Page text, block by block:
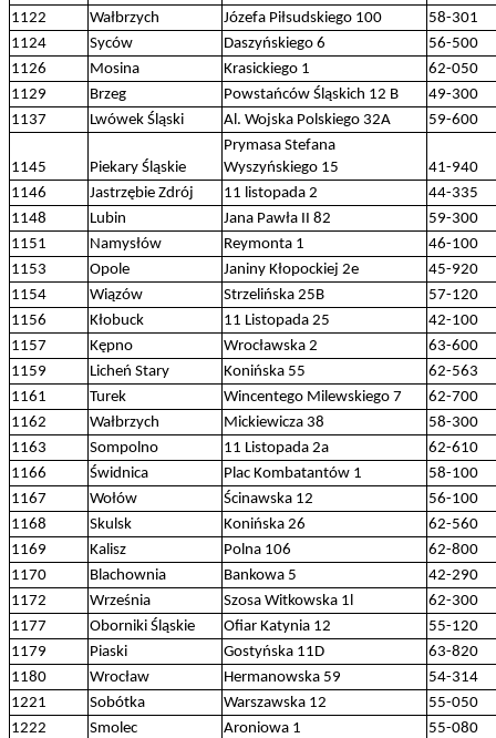
1122
Wałbrzych Józefa Piłsudskiego 100
58-301
1124
Syców Daszyńskiego 6
56-500
1126
Mosina Krasickiego 1
62-050
1129
Brzeg Powstańców Śląskich 12 B
49-300
1137
Lwówek Śląski Al. Wojska Polskiego 32A 59-600
1145 Piekary Śląskie
Prymasa Stefana
Wyszyńskiego 15
41-940
1146
Jastrzębie Zdrój 11 listopada 2
44-335
1148
Lubin Jana Pawła II 82
59-300
1151
Namysłów Reymonta 1
46-100
1153
Opole Janiny Kłopockiej 2e
45-920
1154
Wiązów Strzelińska 25B
57-120
1156
Kłobuck 11 Listopada 25
42-100
1157
Kępno Wrocławska 2
63-600
1159
Licheń Stary Konińska 55
62-563
1161
Turek Wincentego Milewskiego 7
62-700
1162
Wałbrzych Mickiewicza 38
58-300
1163
Sompolno 11 Listopada 2a
62-610
1166
Świdnica Plac Kombatantów 1
58-100
1167
Wołów Ścinawska 12
56-100
1168
Skulsk Konińska 26
62-560
1169
Kalisz Polna 106
62-800
1170
Blachownia Bankowa 5
42-290
1172
Września Szosa Witkowska 1l
62-300
1177
Oborniki Śląskie Ofiar Katynia 12
55-120
1179
Piaski Gostyńska 11D
63-820
1180
Wrocław Hermanowska 59
54-314
1221
Sobótka Warszawska 12
55-050
1222
Smolec Aroniowa 1
55-080